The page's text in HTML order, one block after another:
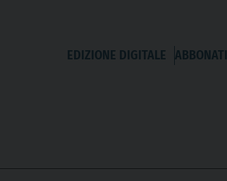
EDIZIONE DIGITALE ABBONATI